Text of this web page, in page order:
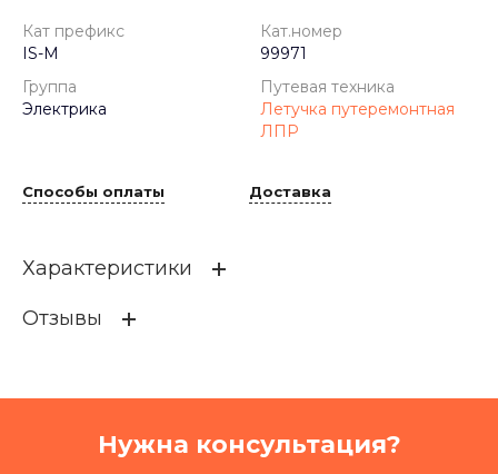
Кат префикс
IS-M
Кат.номер
99971
Группа
Электрика
Путевая техника
Летучка путеремонтная
ЛПР
Способы оплаты Доставка
Характеристики
Кат префикс
Путевая техника
Летучка путеремонтная Л
Отзывы
Нужна консультация?